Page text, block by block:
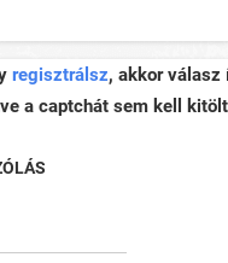
regisztrálsz, akkor válasz
a captchát sem kell